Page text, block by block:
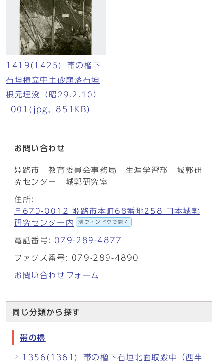
1419(1425)_帯の櫓下
石垣積立中土砂崩落石垣
根元埋没（昭29.2.10）
_001(jpg、851KB)
お問い合わせ
姫路市 教育委員会事務局 生涯学習部 城郭研
究センター 城郭研究室
住所:
〒670-0012 姫路市本町68番地258 日本城郭
研究センター内
別ウィンドウで開く
電話番号: 079-289-4877
ファクス番号: 079-289-4890
お問い合わせフォーム
同じ分類から探す
帯の櫓
1356(1361)_帯の櫓下石垣北面取毀中（西半